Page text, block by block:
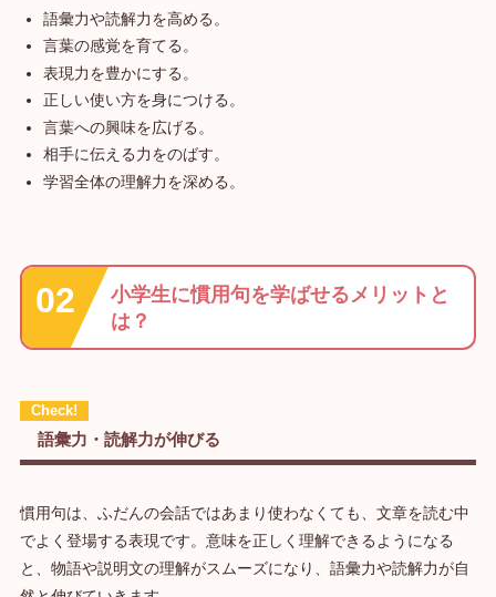
語彙力や読解力を高める。
言葉の感覚を育てる。
表現力を豊かにする。
正しい使い方を身につける。
言葉への興味を広げる。
相手に伝える力をのばす。
学習全体の理解力を深める。
小学生に慣用句を学ばせるメリットと
は？
語彙力・読解力が伸びる
慣用句は、ふだんの会話ではあまり使わなくても、文章を読む中
でよく登場する表現です。意味を正しく理解できるようになる
と、物語や説明文の理解がスムーズになり、語彙力や読解力が自